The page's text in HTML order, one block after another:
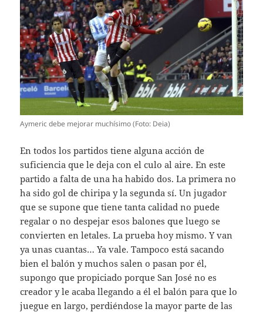
Aymeric debe mejorar muchísimo (Foto: Deia)
En todos los partidos tiene alguna acción de
suficiencia que le deja con el culo al aire. En este
partido a falta de una ha habido dos. La primera no
ha sido gol de chiripa y la segunda sí. Un jugador
que se supone que tiene tanta calidad no puede
regalar o no despejar esos balones que luego se
convierten en letales. La prueba hoy mismo. Y van
ya unas cuantas… Ya vale. Tampoco está sacando
bien el balón y muchos salen o pasan por él,
supongo que propiciado porque San José no es
creador y le acaba llegando a él el balón para que lo
juegue en largo, perdiéndose la mayor parte de las